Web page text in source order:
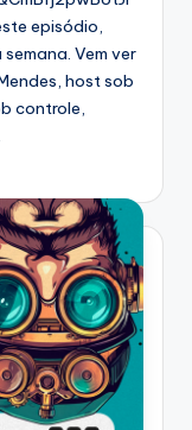
episódio,
Vem ver
host sob
controle,